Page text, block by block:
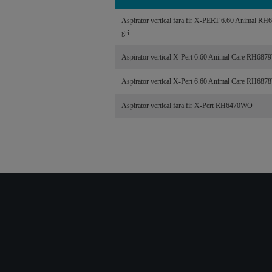
Aspirator vertical fara fir X-PERT 6.60 Animal
gri
Aspirator vertical X-Pert 6.60 Animal Care
Aspirator vertical X-Pert 6.60 Animal Care
Aspirator vertical fara fir X-Pert RH6470WO